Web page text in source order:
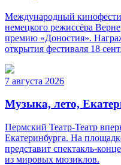
Международный
немецкого режиссёра
премию «Доностия».
открытия фестиваля 18
7 августа 2026
Музыка, лето,
Пермский Театр-Театр
Екатеринбурга. На
представит спектакль-
из мировых мюзиклов.